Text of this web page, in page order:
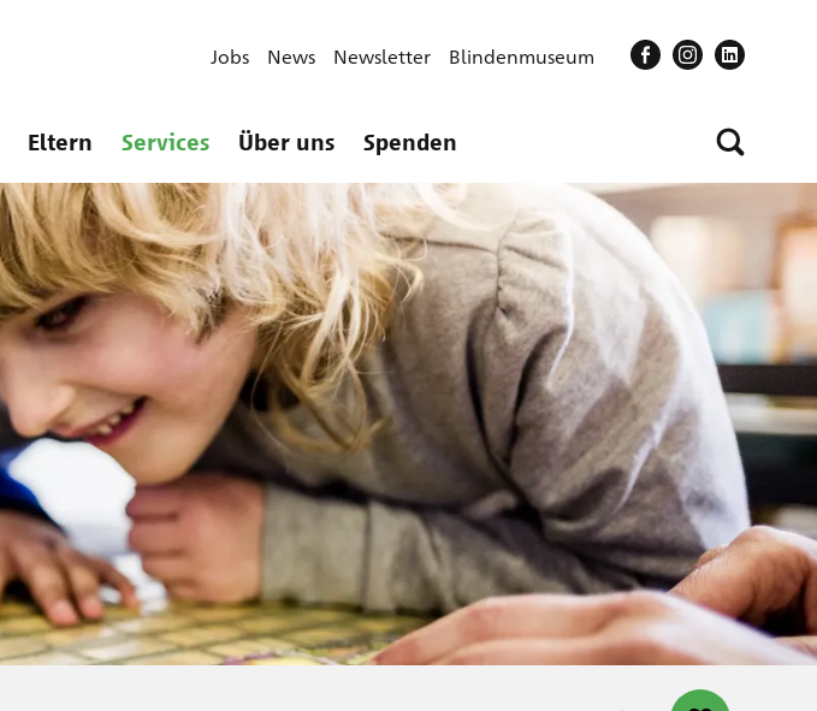
Eltern Services Über uns Spenden
Jobs News Newsletter Blindenmuseum